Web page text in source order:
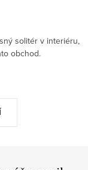
solitér v interiéru,
obchod.